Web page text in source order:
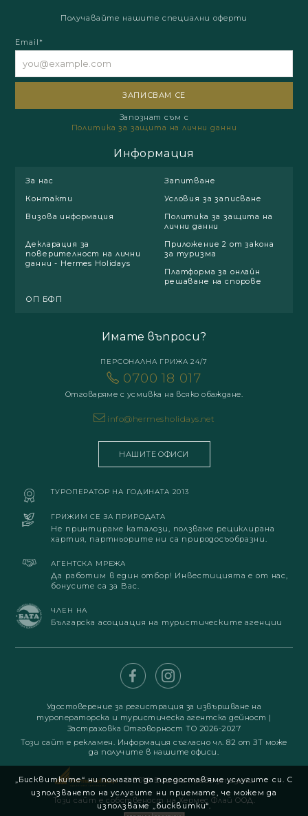
Получавайте нашите специални оферти
Email*
Запознат съм с
Политика за защита на лични данни
Информация
За нас
Запитване
Контакти
Условия за записване
Визова информация
Политика за защита на
лични данни
Декларация за
поверителност на лични
данни - Hermes Holidays
Приложение 2 от закона
за туризма
Платформа за онлайн
решаване на спорове
ОП БФП
Имате въпроси?
ПЕРСОНАЛНА ГРИЖА 24/7
0700 18 017
Отговаряме с усмивка на всяко обаждане.
info@hermesholidays.net
НАШИТЕ ОФИСИ
ТУРОПЕРАТОР НА ГОДИНАТА 2013
ГРИЖИМ СЕ ЗА ПРИРОДАТА
Не принтираме каталози, ползваме рециклирана
хартия, партньорите ни са природосъобразни.
АГЕНТСКА МРЕЖА
Да работим в един отбор! Инвестицията е от нас,
бонусите са за Вас.
ЧЛЕН НА
Българска асоциация на туристическите агенции
Удостоверение за регистрация за извършване на
туроператорска и туристическа агентска дейност |
Застраховка Отговорност ТО 2026-2027
Този сайт е рекламен. Информация съгласно чл. 82 от ЗТ може
да получите в нашите офиси.
© 2019. Всички права запазени
Този сайт е собственост на Хермес Флай ООД.
„Бисквитките“ ни помагат да предоставяме услугите си. С
използването на услугите ни приемате, че можем да
използваме „бисквитки“.